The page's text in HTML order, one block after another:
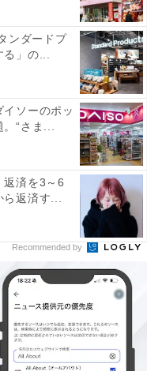
かる」「色が可愛く
です。一方で、「2
落ちる」という声
る人や、デザイン性
の商品といえそうで
ンダードプ
」の...
イソーのポッ
“さま...
返済を3～6
返済す...
Recommended by